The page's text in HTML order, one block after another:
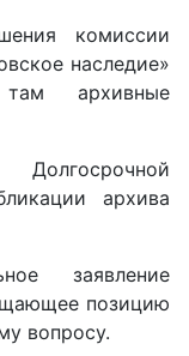
комиссии
наследие»
там архивные
архива
заявление
позицию
вопросу.